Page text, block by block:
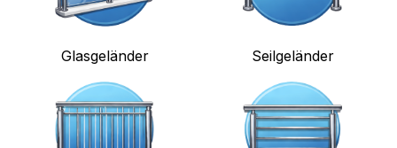
Glasgeländer Seilgeländer